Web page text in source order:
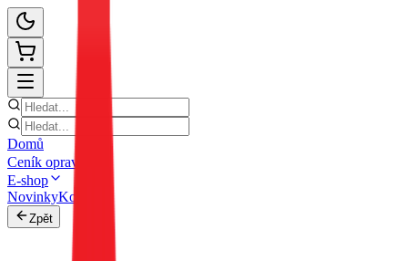
Domů
Ceník oprav
E-shop
NovinkyKontakt
Zpět